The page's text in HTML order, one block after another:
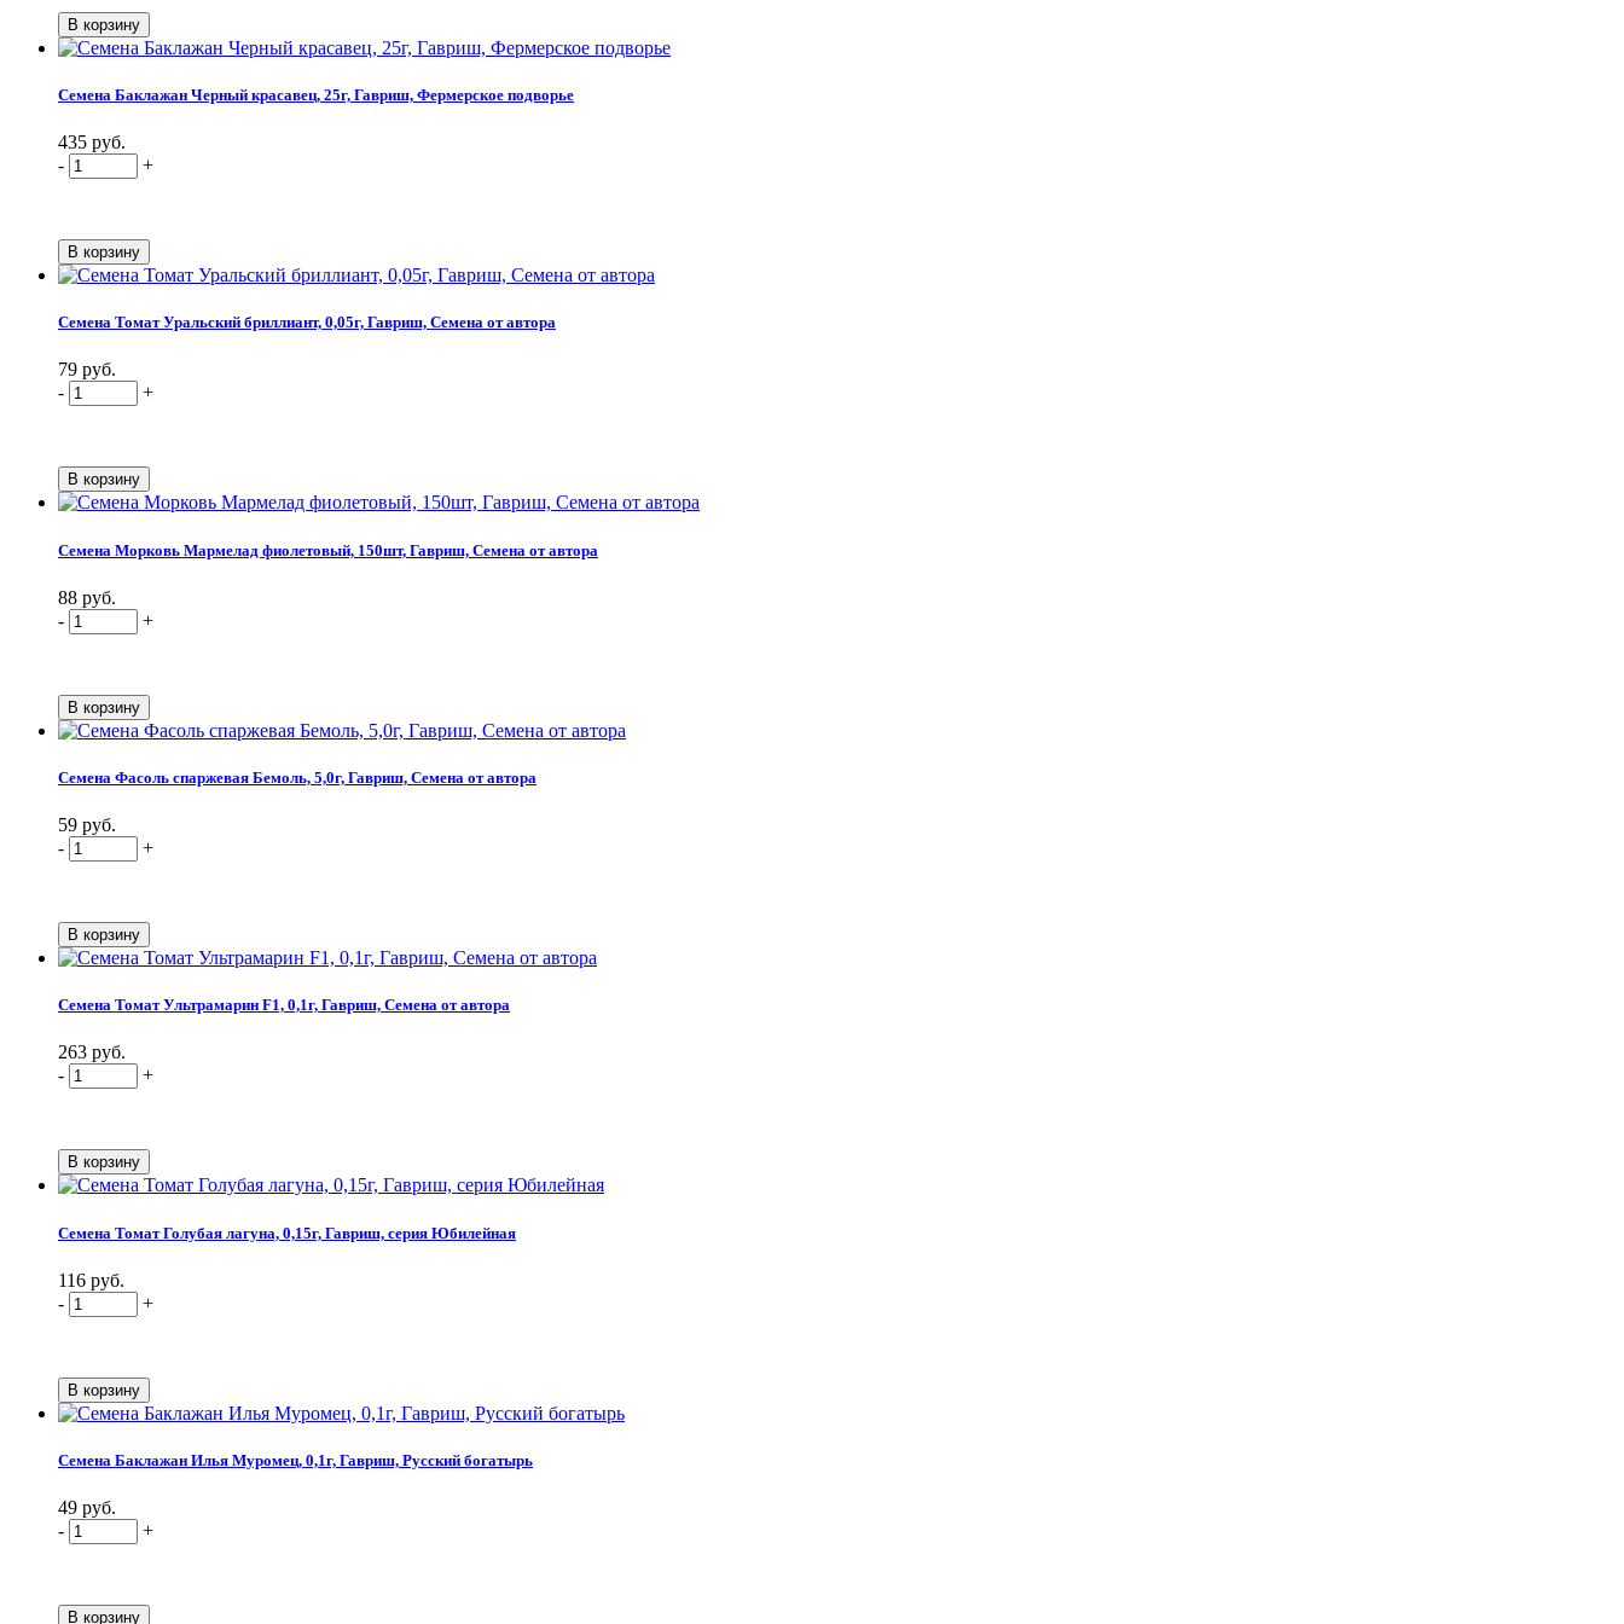
Семена Баклажан Черный красавец, 25г, Гавриш, Фермерское подворье
435 руб.
-
+
Семена Томат Уральский бриллиант, 0,05г, Гавриш, Семена от автора
79 руб.
-
+
Семена Морковь Мармелад фиолетовый, 150шт, Гавриш, Семена от автора
88 руб.
-
+
Семена Фасоль спаржевая Бемоль, 5,0г, Гавриш, Семена от автора
59 руб.
-
+
Семена Томат Ультрамарин F1, 0,1г, Гавриш, Семена от автора
263 руб.
-
+
Семена Томат Голубая лагуна, 0,15г, Гавриш, серия Юбилейная
116 руб.
-
+
Семена Баклажан Илья Муромец, 0,1г, Гавриш, Русский богатырь
49 руб.
-
+